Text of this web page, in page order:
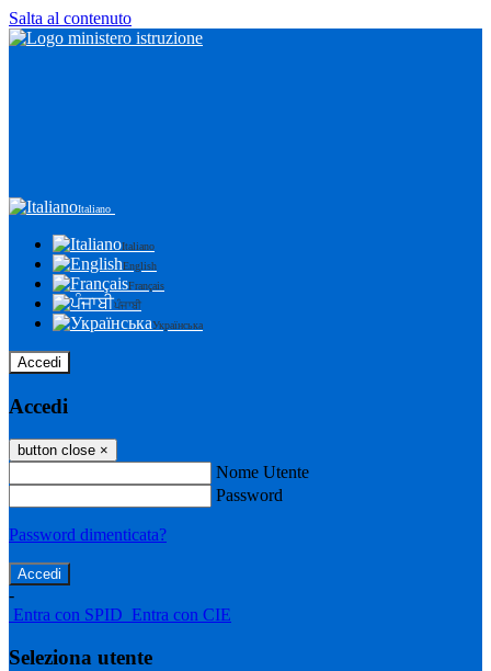
Salta al contenuto
Italiano
Italiano
English
Français
ਪੰਜਾਬੀ
Українська
Accedi
Accedi
button close ×
Nome Utente
Password
Password dimenticata?
-
Entra con SPID Entra con CIE
Seleziona utente